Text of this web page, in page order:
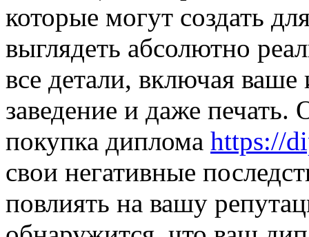
которые могут создать
выглядеть абсолютно
все детали, включая
заведение и даже
покупка диплома https://
свои негативные
повлиять на вашу